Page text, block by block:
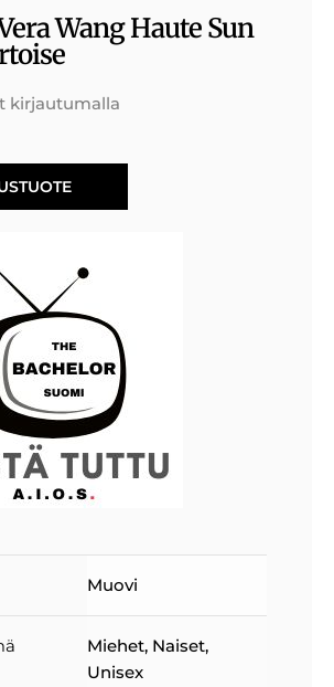
Wang Haute Sun
kirjautumalla
Muovi
Miehet, Naiset,
Unisex